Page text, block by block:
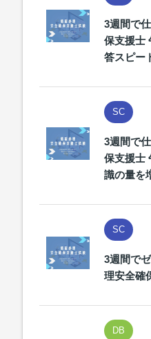
3週間で
保支援士
答スピー
SC
3週間で
保支援士
識の量を
SC
3週間で
理安全確
DB